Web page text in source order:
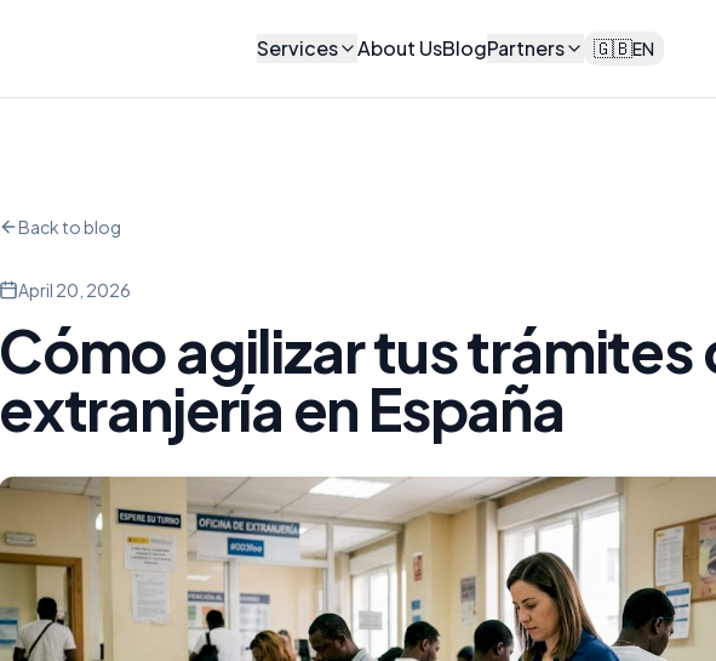
Services About UsBlogPartners 🇬🇧EN
Back to blog
April 20, 2026
Cómo agilizar tus trámites
extranjería en España